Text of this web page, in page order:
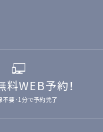
料WEB予約！
不要･1分で予約完了